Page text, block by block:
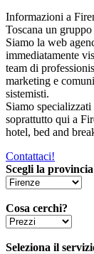
Informazioni a
Toscana un
Siamo la web
immediatamente
team di
marketing e
sistemisti.
Siamo
soprattutto qui a
hotel, bed and
Contattaci!
Scegli la provincia
Cosa cerchi?
Seleziona il